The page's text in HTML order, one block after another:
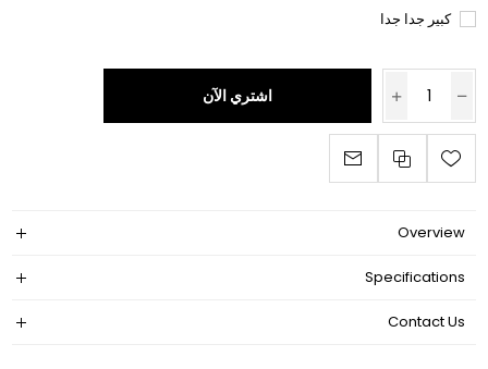
كبير جدا جدا
اشتري الآن
Overview
Specifications
Contact Us